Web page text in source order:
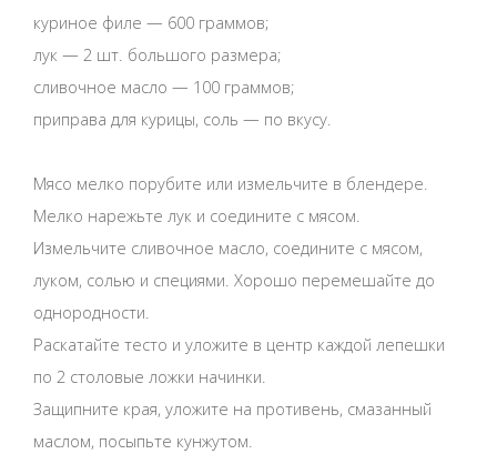
куриное филе — 600 граммов;
лук — 2 шт. большого размера;
сливочное масло — 100 граммов;
приправа для курицы, соль — по вкусу.
Мясо мелко порубите или измельчите в блендере.
Мелко нарежьте лук и соедините с мясом.
Измельчите сливочное масло, соедините с мясом,
луком, солью и специями. Хорошо перемешайте до
однородности.
Раскатайте тесто и уложите в центр каждой лепешки
по 2 столовые ложки начинки.
Защипните края, уложите на противень, смазанный
маслом, посыпьте кунжутом.